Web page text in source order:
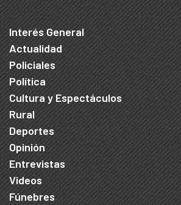
Interés General
Actualidad
Policiales
Política
Cultura y Espectáculos
Rural
Deportes
Opinión
Entrevistas
Videos
Fúnebres